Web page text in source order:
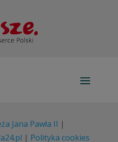
Jana Pawła II |
| Polityka cookies